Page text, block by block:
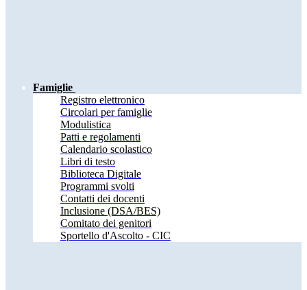
Famiglie
Registro elettronico
Circolari per famiglie
Modulistica
Patti e regolamenti
Calendario scolastico
Libri di testo
Biblioteca Digitale
Programmi svolti
Contatti dei docenti
Inclusione (DSA/BES)
Comitato dei genitori
Sportello d'Ascolto - CIC